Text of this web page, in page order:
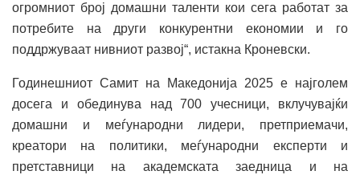
огромниот број домашни таленти кои сега работат за
потребите на други конкурентни економии и го
поддржуваат нивниот развој“, истакна Кроневски.
Годинешниот Самит на Македонија 2025 е најголем
досега и обединува над 700 учесници, вклучувајќи
домашни и меѓународни лидери, претприемачи,
креатори на политики, меѓународни експерти и
претставници на академската заедница и на